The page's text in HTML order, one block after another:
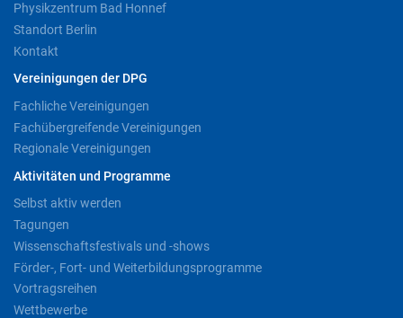
Physikzentrum Bad Honnef
Standort Berlin
Kontakt
Vereinigungen der DPG
Fachliche Vereinigungen
Fachübergreifende Vereinigungen
Regionale Vereinigungen
Aktivitäten und Programme
Selbst aktiv werden
Tagungen
Wissenschaftsfestivals und -shows
Förder-, Fort- und Weiterbildungsprogramme
Vortragsreihen
Wettbewerbe